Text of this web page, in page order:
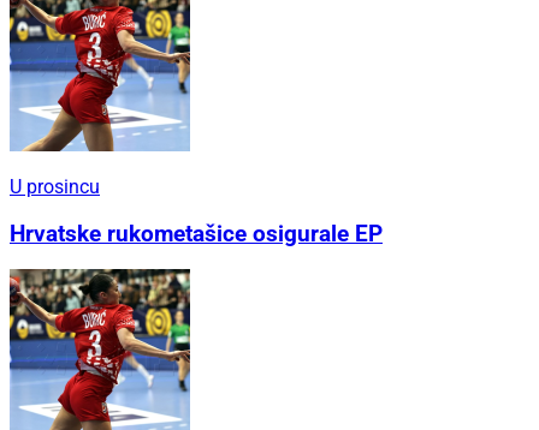
U prosincu
Hrvatske rukometašice osigurale EP